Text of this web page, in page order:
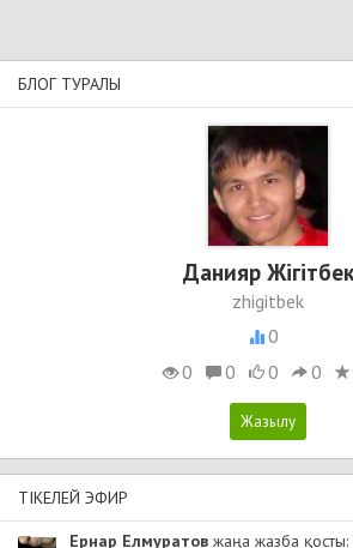
БЛОГ ТУРАЛЫ
Данияр Жігітбек
zhigitbek
0
0
0 0 0
ТІКЕЛЕЙ ЭФИР
Ернар Елмуратов жаңа жазба